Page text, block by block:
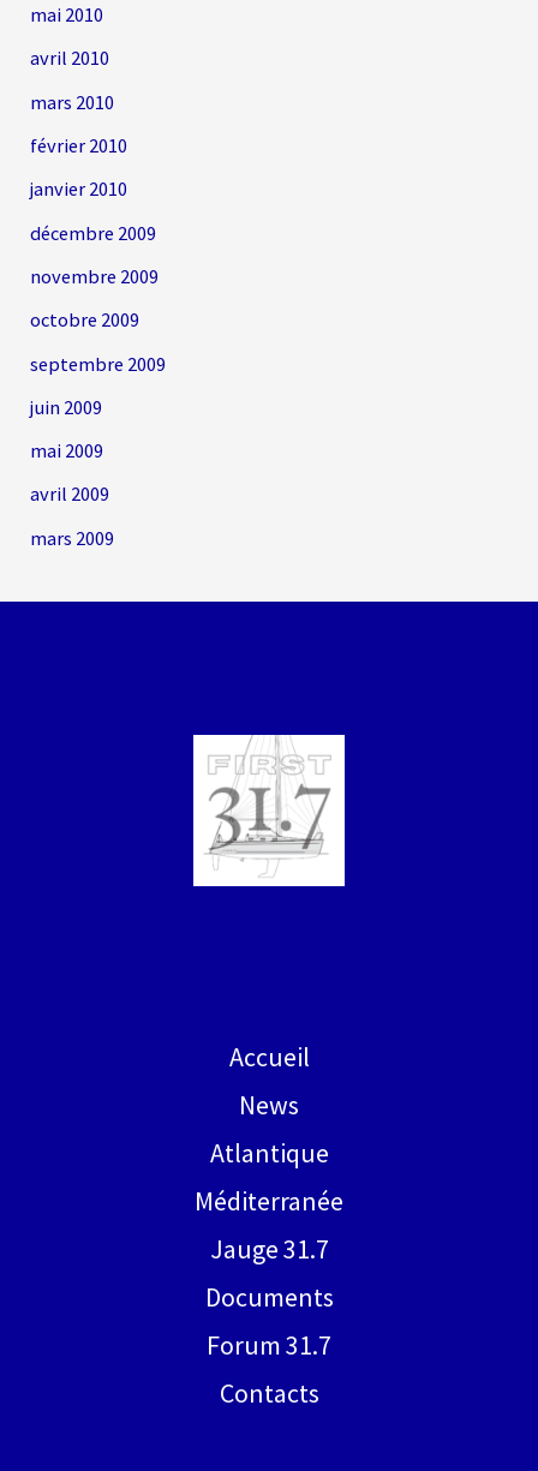
mai 2010
avril 2010
mars 2010
février 2010
janvier 2010
décembre 2009
novembre 2009
octobre 2009
septembre 2009
juin 2009
mai 2009
avril 2009
mars 2009
Accueil
News
Atlantique
Méditerranée
Jauge 31.7
Documents
Forum 31.7
Contacts